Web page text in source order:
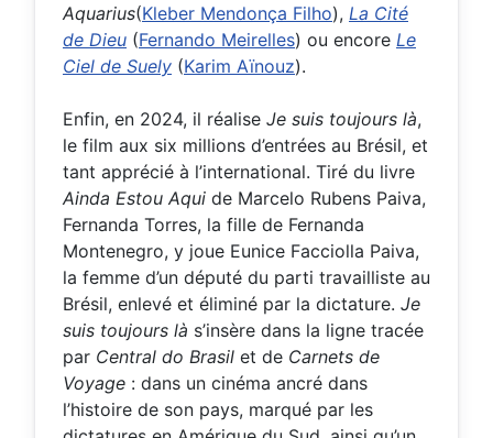
Aquarius(Kleber Mendonça Filho), La Cité
de Dieu (Fernando Meirelles) ou encore Le
Ciel de Suely (Karim Aïnouz).
Enfin, en 2024, il réalise Je suis toujours là,
le film aux six millions d’entrées au Brésil, et
tant apprécié à l’international. Tiré du livre
Ainda Estou Aqui de Marcelo Rubens Paiva,
Fernanda Torres, la fille de Fernanda
Montenegro, y joue Eunice Facciolla Paiva,
la femme d’un député du parti travailliste au
Brésil, enlevé et éliminé par la dictature. Je
suis toujours là s’insère dans la ligne tracée
par Central do Brasil et de Carnets de
Voyage : dans un cinéma ancré dans
l’histoire de son pays, marqué par les